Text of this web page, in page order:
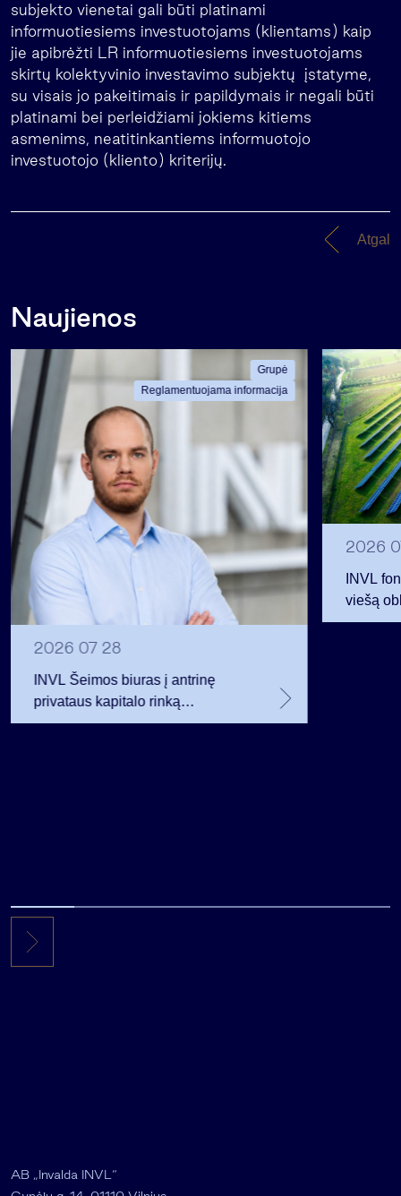
subjekto vienetai gali būti platinami
informuotiesiems investuotojams (klientams) kaip
jie apibrėžti LR informuotiesiems investuotojams
skirtų kolektyvinio investavimo subjektų įstatyme,
su visais jo pakeitimais ir papildymais ir negali būti
platinami bei perleidžiami jokiems kitiems
asmenims, neatitinkantiems informuotojo
investuotojo (kliento) kriterijų.
Atgal
Naujienos
Grupė
Reglamentuojama informacija
2026 07 28
INVL Šeimos biuras į antrinę
privataus kapitalo rinką
investuojantį fondą pritraukė 17,4
2026
INVL
viešą
12 mln.
AB „Invalda INVL“